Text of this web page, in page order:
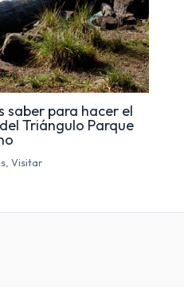
saber para hacer el
Triángulo Parque
,Visitar